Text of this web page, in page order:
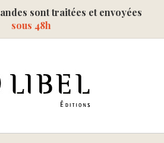
sont traitées et envoyées
sous 48h